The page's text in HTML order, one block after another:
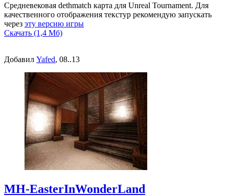
Средневековая dethmatch карта для Unreal Tournament. Для
качественного отображения текстур рекомендую запускать
через эту версию игры
Скачать (1,4 Мб)
Добавил Yafed, 08..13
MH-EasterInWonderLand